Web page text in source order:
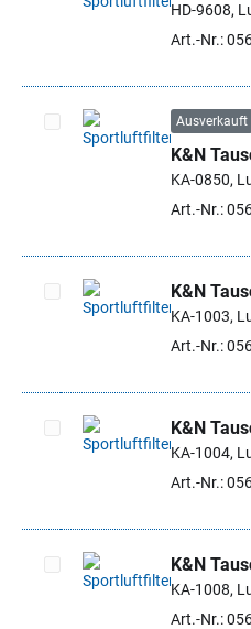
Artikel auswählen
HD-9608,
Art.-Nr.:
Artikel auswählen
Ausverkauft
K&N
KA-0850,
Art.-Nr.:
Artikel auswählen
K&N
KA-1003,
Art.-Nr.:
Artikel auswählen
K&N
KA-1004,
Art.-Nr.:
Artikel auswählen
K&N
KA-1008,
Art.-Nr.: